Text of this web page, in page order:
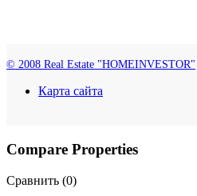
© 2008 Real Estate "HOMEINVESTOR"
Карта сайта
Compare Properties
Сравнить (0)